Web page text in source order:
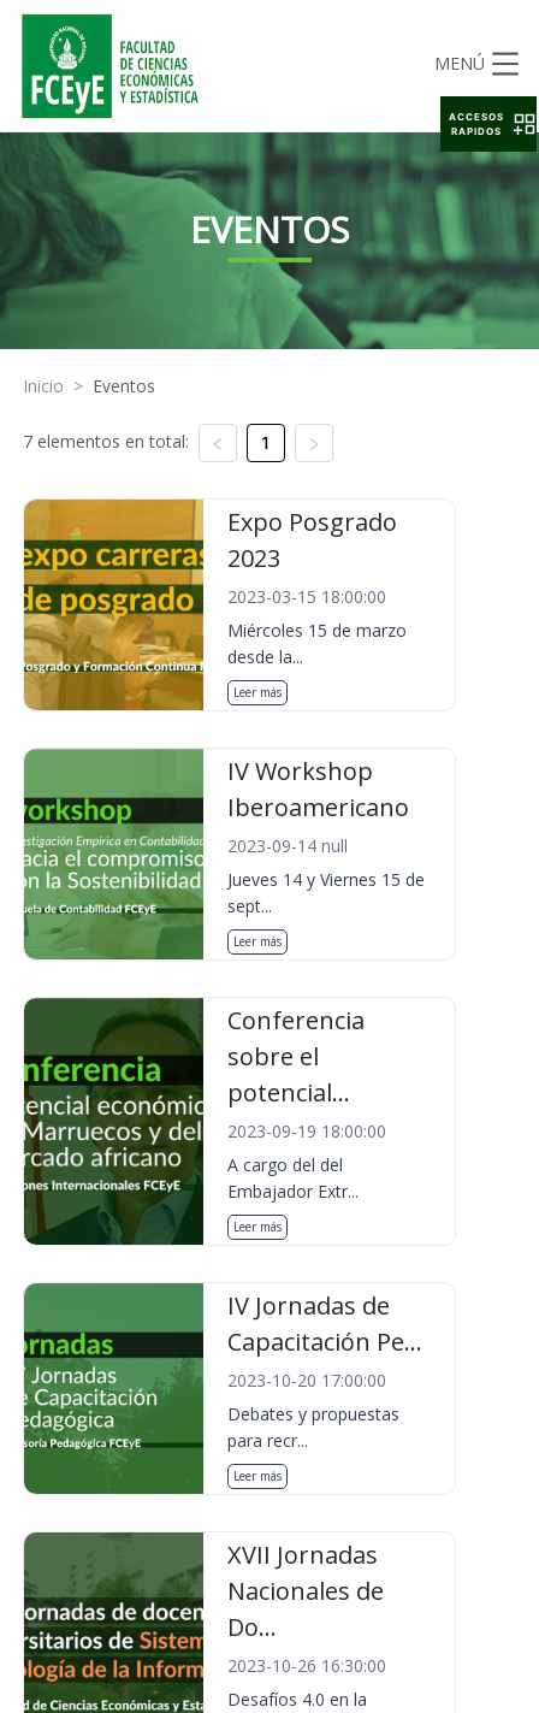
MENÚ
EVENTOS
Inicio > Eventos
7 elementos en total: 1
Expo Posgrado
2023
2023-03-15 18:00:00
Miércoles 15 de marzo
desde la...
Leer más
IV Workshop
Iberoamericano
2023-09-14 null
Jueves 14 y Viernes 15 de
sept...
Leer más
Conferencia
sobre el
potencial...
2023-09-19 18:00:00
A cargo del del
Embajador Extr...
Leer más
IV Jornadas de
Capacitación Pe...
2023-10-20 17:00:00
Debates y propuestas
para recr...
Leer más
XVII Jornadas
Nacionales de
Do...
2023-10-26 16:30:00
Desafíos 4.0 en la
ACCESOS
RAPIDOS